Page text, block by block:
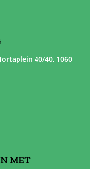
40/40, 1060
MET